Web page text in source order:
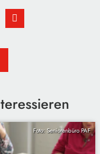
Foto: Seniorenbüro PAF